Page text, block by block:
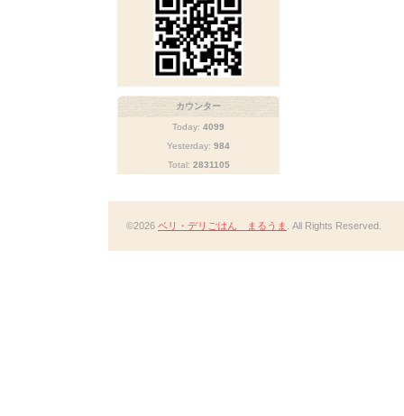
カウンター
Today: 4099
Yesterday: 984
Total: 2831105
©2026 ベリ・デリごはん まるうま . All Rights Reserved.